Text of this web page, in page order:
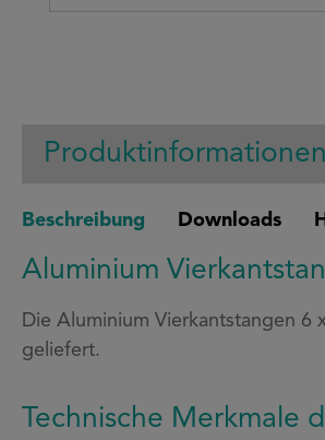
Produktinformationen
Beschreibung Downloads
Aluminium
Die Aluminium Vierkantstangen 6
geliefert.
Technische